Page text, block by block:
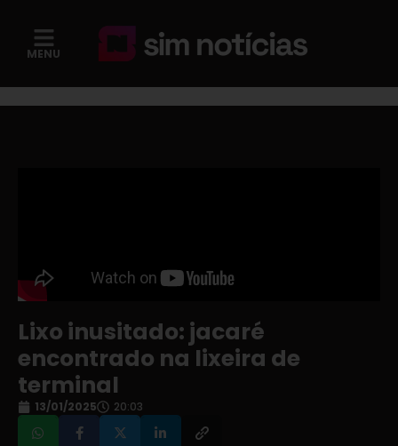
MENU
Lixo inusitado: jacaré
encontrado na lixeira de
terminal
13/01/2025 20:03